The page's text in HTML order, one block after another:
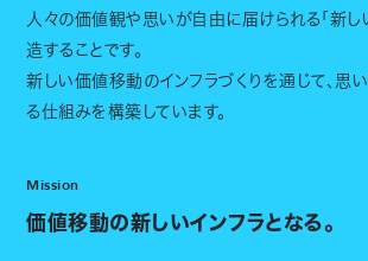
人々の価値観や思いが自由に届けられる「新し
造することです。
新しい価値移動のインフラづくりを通じて、思
る仕組みを構築しています。
Mission
価値移動の新しいインフラとなる。